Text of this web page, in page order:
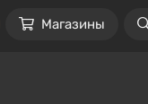
Магазины